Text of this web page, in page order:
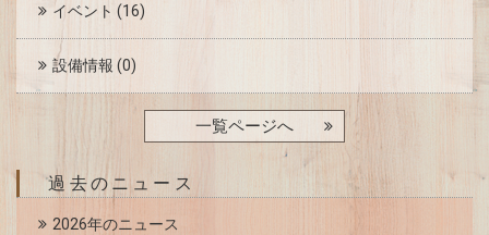
イベント (16)
設備情報 (0)
一覧ページへ
過去のニュース
2026年のニュース